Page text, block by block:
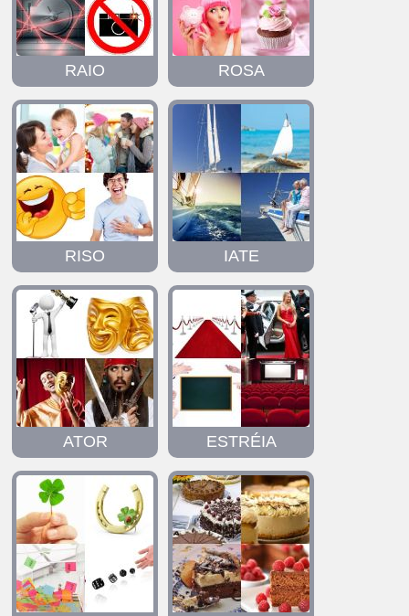
RAIO ROSA
RISO IATE
ATOR ESTRÉIA